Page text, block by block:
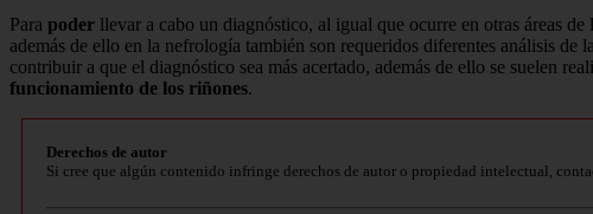
Para poder llevar a cabo un diagnóstico, al igual que ocurre en otras áreas
además de ello en la nefrología también son requeridos diferentes análisis
contribuir a que el diagnóstico sea más acertado, además de ello se suelen
funcionamiento de los riñones.
Derechos de autor
Si cree que algún contenido infringe derechos de autor o propiedad intelectual,